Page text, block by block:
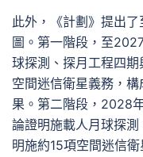
此外，《計劃》提出
圖。第一階段，至
球探測、探月工程四
空間迷信衛星義務，
果。第二階段，2028
論證明施載人月球探
明施約15項空間迷信